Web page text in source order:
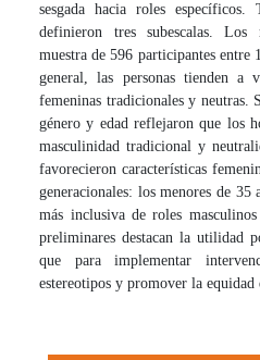
sesgada hacia roles
definieron tres subescalas. Los
muestra de 596 participantes entre
general, las personas tienden a
femeninas tradicionales y neutras.
género y edad reflejaron que los
masculinidad tradicional y
favorecieron características
generacionales: los menores de 35
más inclusiva de roles
preliminares destacan la utilidad
que para implementar
estereotipos y promover la equidad